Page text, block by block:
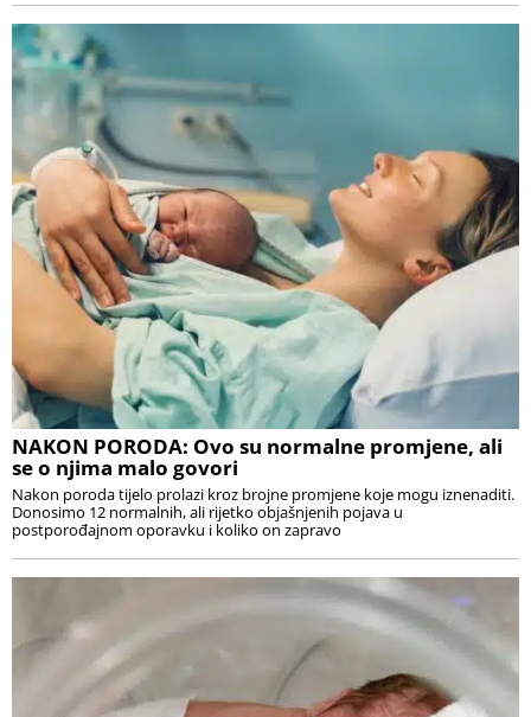
NAKON PORODA: Ovo su normalne promjene, ali
se o njima malo govori
Nakon poroda tijelo prolazi kroz brojne promjene koje mogu iznenaditi.
Donosimo 12 normalnih, ali rijetko objašnjenih pojava u
postporođajnom oporavku i koliko on zapravo